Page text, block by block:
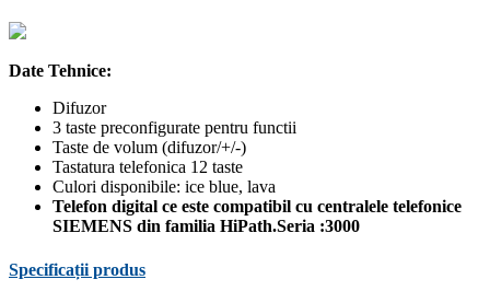
Date Tehnice:
Difuzor
3 taste preconfigurate pentru functii
Taste de volum (difuzor/+/-)
Tastatura telefonica 12 taste
Culori disponibile: ice blue, lava
Telefon digital ce este compatibil cu centralele telefonice
SIEMENS din familia HiPath.Seria :3000
Specificații produs